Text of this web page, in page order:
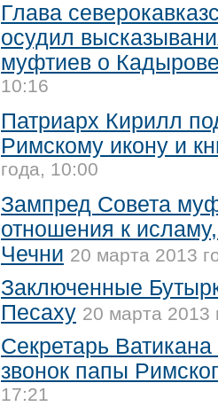
Глава
осудил
муфтиев о
10:16
Патриарх Кирилл
Римскому икону и
года, 10:00
Зампред Совета
отношения к
Чечни 20 марта 2013
Заключенные
Песаху 20 марта 2013
Секретарь
звонок папы
17:21